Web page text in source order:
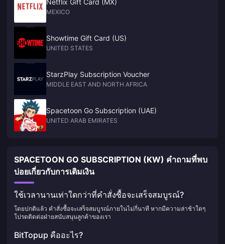
Netflix Gift Card (MX)
MEXICO
Showtime Gift Card (US)
UNITED STATES
StarzPlay Subscription Voucher
MIDDLE EAST AND NORTH AFRICA
Spacetoon Go Subscription (UAE)
UNITED ARAB EMIRATES
SPACETOON GO SUBSCRIPTION (KW) คำถามที่พบ
บ่อยเกี่ยวกับการเติมเงิน
ใช้เวลานานเท่าใดกว่าที่คำสั่งซื้อจะเสร็จสมบูรณ์?
โดยปกติแล้ว คำสั่งซื้อจะเสร็จสมบูรณ์ภายในไม่กี่นาที หากมีความล่าช้าใดๆ
โปรดติดต่อฝ่ายสนับสนุนลูกค้าของเรา
BitTopup คืออะไร?